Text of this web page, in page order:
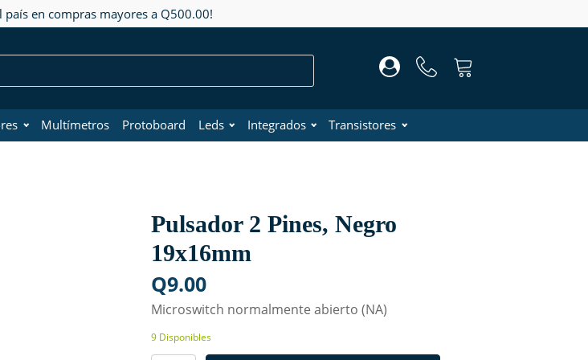
país en compras mayores a Q500.00!
Multímetros Protoboard Leds Integrados Transistores
Pulsador 2 Pines, Negro
19x16mm
Q9.00
Microswitch normalmente abierto (NA)
9 Disponibles